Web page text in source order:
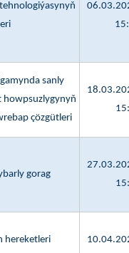
sanly
howpsuzlygynyň
çözgütleri
gorag
hereketleri